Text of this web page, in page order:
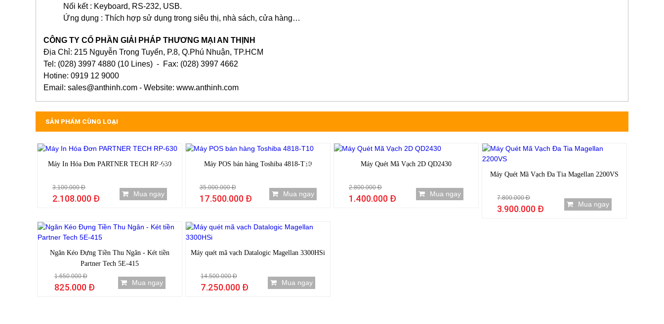
Nối kết : Keyboard, RS-232, USB.
Ứng dụng : Thích hợp sử dụng trong siêu thị, nhà sách, cửa hàng…
CÔNG TY CỔ PHẦN GIẢI PHÁP THƯƠNG MẠI AN THỊNH
Địa Chỉ: 215 Nguyễn Trọng Tuyển, P.8, Q.Phú Nhuận, TP.HCM
Tel: (028) 3997 4880 (10 Lines) - Fax: (028) 3997 4662
Hotine: 0919 12 9000
Email: sales@anthinh.com - Website: www.anthinh.com
SẢN PHẨM CÙNG LOẠI
-32%
Máy In Hóa Đơn PARTNER TECH RP-630
3.100.000 Đ
2.108.000 Đ Mua ngay
-50%
Máy POS bán hàng Toshiba 4818-T10
35.000.000 Đ
17.500.000 Đ Mua ngay
-50%
Máy Quét Mã Vạch 2D QD2430
2.800.000 Đ
1.400.000 Đ Mua ngay
Máy Quét Mã Vạch Đa Tia Magellan 2200VS
7.800.000 Đ
3.900.000 Đ Mua ngay
Ngăn Kéo Đựng Tiền Thu Ngân - Két tiền
Partner Tech 5E-415
1.650.000 Đ
825.000 Đ Mua ngay
Máy quét mã vạch Datalogic Magellan 3300HSi
14.500.000 Đ
7.250.000 Đ Mua ngay